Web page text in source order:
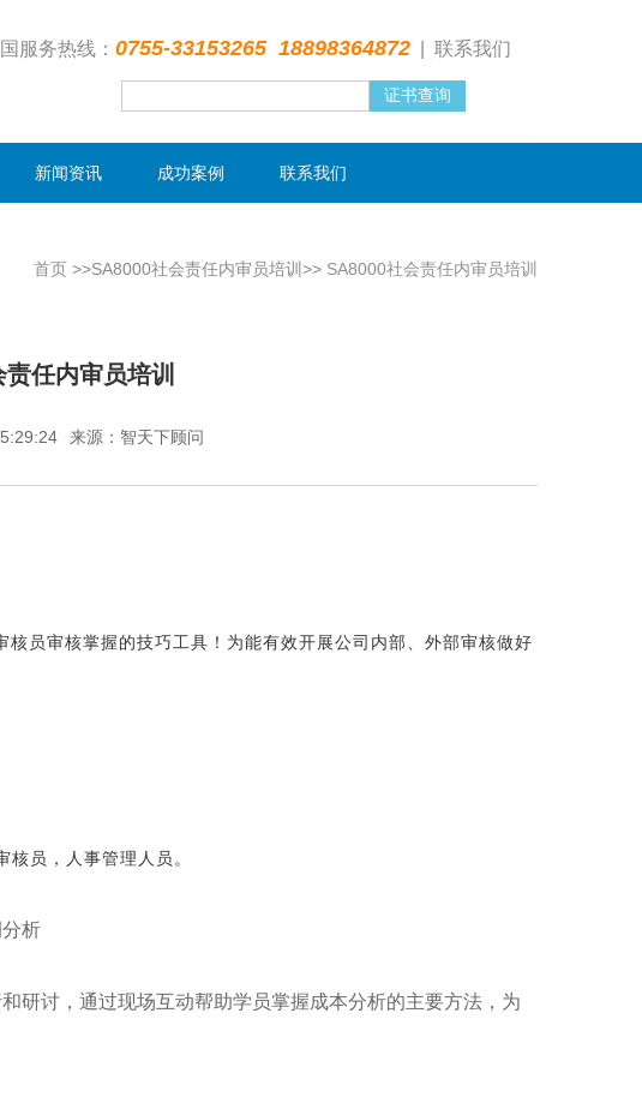
服务热线： 0755-33153265 18898364872 联系我们
新闻资讯 成功案例 联系我们
首页 >>SA8000社会责任内审员培训>> SA8000社会责任内审员培训
任内审员培训
来源：智天下顾问
员审核掌握的技巧工具！为能有效开展公司内部、外部审核做好
员，人事管理人员。
析
研讨，通过现场互动帮助学员掌握成本分析的主要方法，为